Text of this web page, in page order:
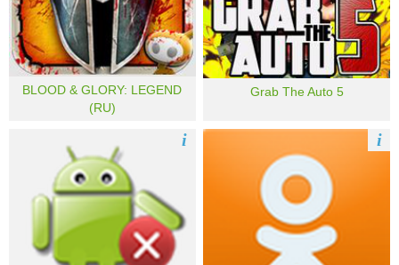
BLOOD & GLORY: LEGEND
(RU)
Grab The Auto 5
i i